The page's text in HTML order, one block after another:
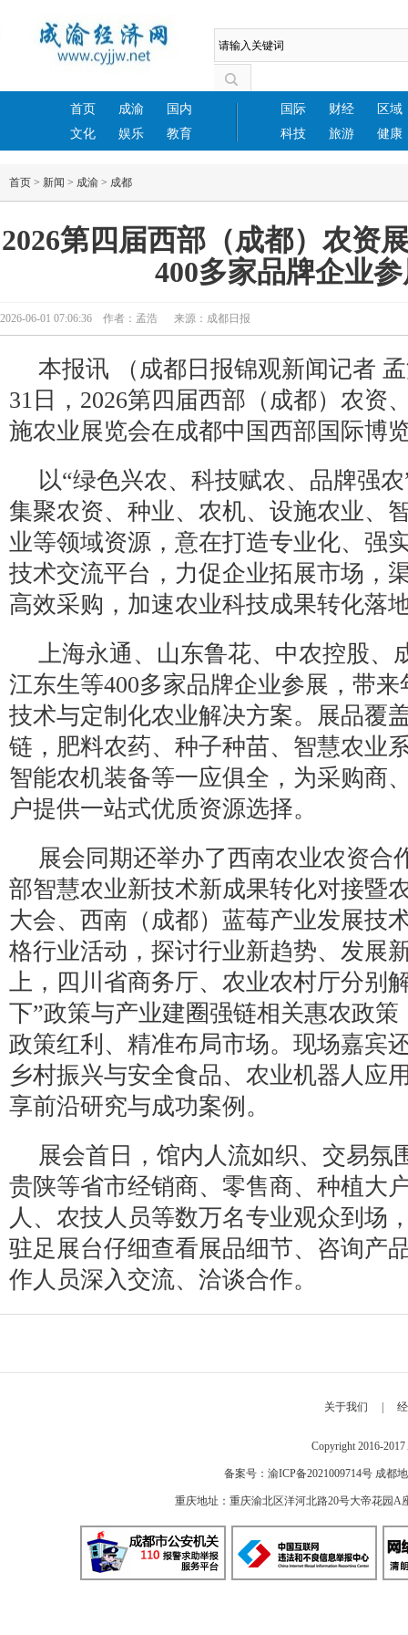
首页 成渝
国内
文化
娱乐 教育
国际 财经
区域
科技
旅游 健康
首页 > 新闻 > 成渝 > 成都
2026第四届西部（成都）农资
400多家品牌企业
2026-06-01 07:06:36 作者：孟浩 来源：成都日报
本报讯 （成都日报锦观新闻记者
31日，2026第四届西部（成都）农资
施农业展览会在成都中国西部国际博
以“绿色兴农、科技赋农、品牌强
集聚农资、种业、农机、设施农业、
业等领域资源，意在打造专业化、强
技术交流平台，力促企业拓展市场，
高效采购，加速农业科技成果转化落
上海永通、山东鲁花、中农控股、
江东生等400多家品牌企业参展，带
技术与定制化农业解决方案。展品覆
链，肥料农药、种子种苗、智慧农业
智能农机装备等一应俱全，为采购商
户提供一站式优质资源选择。
展会同期还举办了西南农业农资合
部智慧农业新技术新成果转化对接暨
大会、西南（成都）蓝莓产业发展技
格行业活动，探讨行业新趋势、发展
上，四川省商务厅、农业农村厅分别
下”政策与产业建圈强链相关惠农政
政策红利、精准布局市场。现场嘉宾
乡村振兴与安全食品、农业机器人应
享前沿研究与成功案例。
展会首日，馆内人流如织、交易氛
贵陕等省市经销商、零售商、种植大
人、农技人员等数万名专业观众到场
驻足展台仔细查看展品细节、咨询产
作人员深入交流、洽谈合作。
关于我们
Copyright 2016-
备案号： 渝ICP备2021009714号 成都
重庆地址：重庆渝北区洋河北路20号大帝花园A